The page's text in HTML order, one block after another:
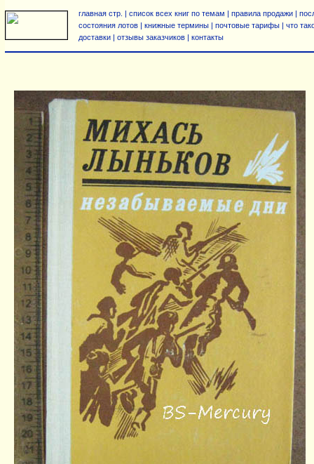
главная стр. | список всех книг по темам | правила продажи |
состояния лотов | книжные термины | почтовые тарифы | что
доставки | отзывы заказчиков | контакты